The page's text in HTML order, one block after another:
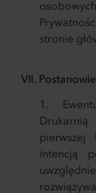
stronie
VII.
pierwszej
intencją